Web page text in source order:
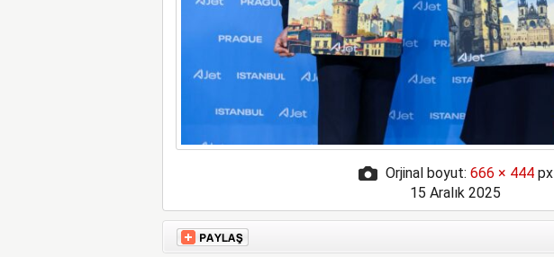
Orjinal boyut: 666 × 444px
15 Aralık 2025